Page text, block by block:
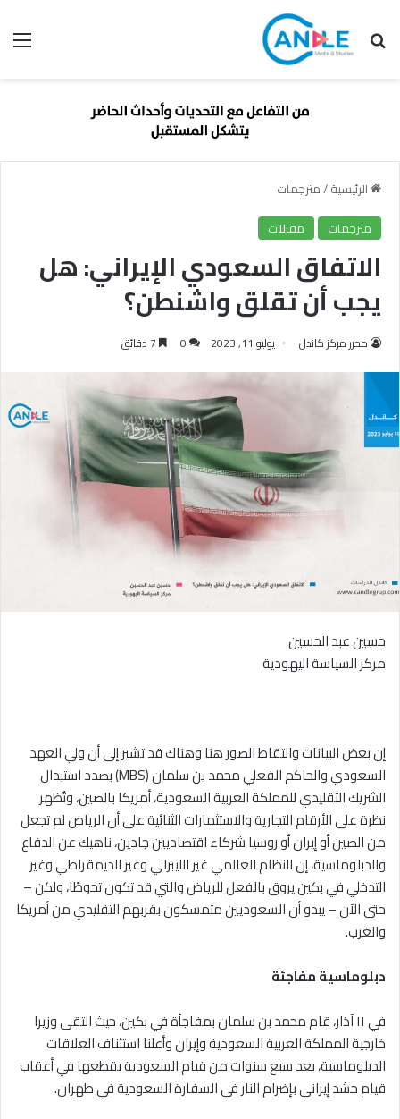
بحث عن
الرئيسية/مترجمات
مترجمات
مقالات
الاتفاق السعودي الإيراني: هل
يجب أن تقلق واشنطن؟
محرر مركز كاندل يوليو 11, 2023 0
حسين عبد الحسين
مركز السياسة اليهودية
إن بعض البيانات والتقاط الصور هنا وهناك قد تشير إلى أن ولي العهد
السعودي والحاكم الفعلي محمد بن سلمان (MBS) بصدد استبدال
الشريك التقليدي للمملكة العربية السعودية، أمريكا بالصين، وتُظهر
نظرة على الأرقام التجارية والاستثمارات الثنائية على أن الرياض لم تجعل
من الصين أو إيران أو روسيا شركاء اقتصاديين جادين، ناهيك عن الدفاع
والدبلوماسية، إن النظام العالمي غير الليبرالي وغير الديمقراطي وغير
التدخلي في بكين يروق بالفعل للرياض والتي قد تكون تحوطًا، ولكن –
حتى الآن – يبدو أن السعوديين متمسكون بقربهم التقليدي من أمريكا
والغرب.
دبلوماسية مفاجئة
في ١١ آذار، قام محمد بن سلمان بمفاجأة في بكين، حيث التقى وزيرا
خارجية المملكة العربية السعودية وإيران وأعلنا استئناف العلاقات
الدبلوماسية، بعد سبع سنوات من قيام السعودية بقطعها في أعقاب
قيام حشد إيراني بإضرام النار في السفارة السعودية في طهران.